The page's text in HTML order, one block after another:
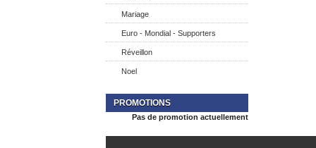
Mariage
Euro - Mondial - Supporters
Réveillon
Noel
PROMOTIONS
Pas de promotion actuellement